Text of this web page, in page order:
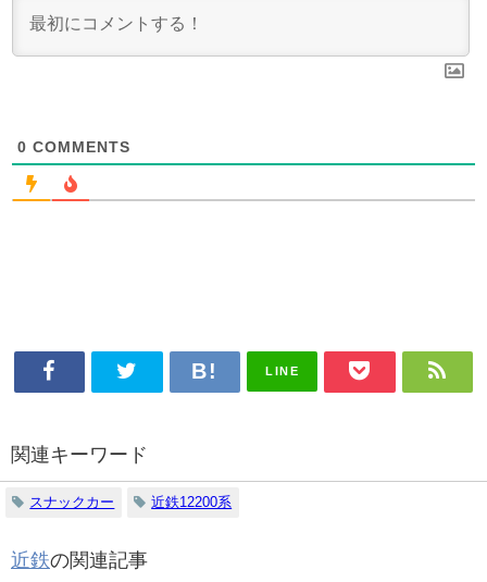
0 COMMENTS
LINE
関連キーワード
スナックカー 近鉄12200系
近鉄の関連記事